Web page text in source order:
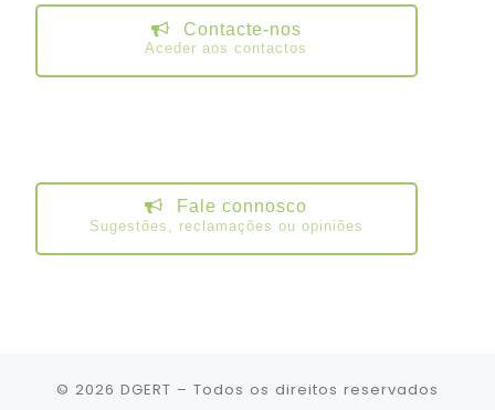
Contacte-nos
Aceder aos contactos
Fale connosco
Sugestões, reclamações ou opiniões
© 2026 DGERT – Todos os direitos reservados